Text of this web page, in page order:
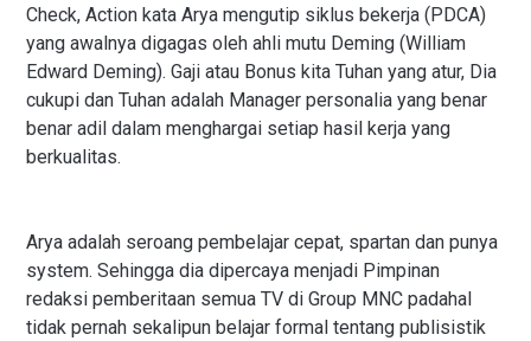
Check, Action kata Arya mengutip siklus bekerja (PDCA)
yang awalnya digagas oleh ahli mutu Deming (William
Edward Deming). Gaji atau Bonus kita Tuhan yang atur, Dia
cukupi dan Tuhan adalah Manager personalia yang benar
benar adil dalam menghargai setiap hasil kerja yang
berkualitas.
Arya adalah seroang pembelajar cepat, spartan dan punya
system. Sehingga dia dipercaya menjadi Pimpinan
redaksi pemberitaan semua TV di Group MNC padahal
tidak pernah sekalipun belajar formal tentang publisistik